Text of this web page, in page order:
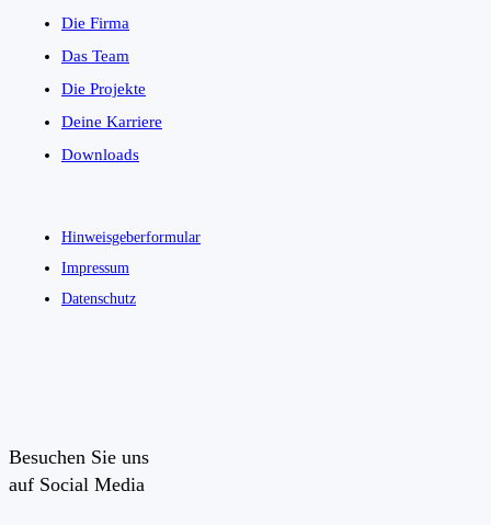
Die Firma
Das Team
Die Projekte
Deine Karriere
Downloads
Hinweisgeberformular
Impressum
Datenschutz
Besuchen Sie uns
auf Social Media